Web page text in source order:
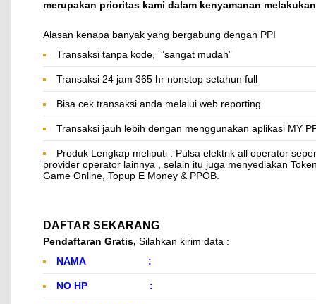
merupakan prioritas kami dalam kenyamanan
Alasan kenapa banyak yang bergabung dengan PPI
Transaksi tanpa kode, ”sangat mudah”
Transaksi 24 jam 365 hr nonstop setahun full
Bisa cek transaksi anda melalui web reporting
Transaksi jauh lebih dengan menggunakan aplikasi MY
​Produk Lengkap meliputi : Pulsa elektrik all operator
provider operator lainnya , selain itu juga menyediakan
Game Online, Topup E Money & PPOB.
DAFTAR SEKARANG
Pendaftaran Gratis, Silahkan kirim data :
NAMA :
NO HP :